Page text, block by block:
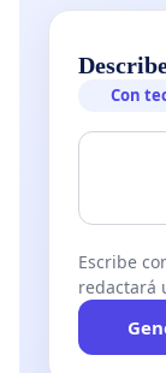
Con
Escribe
redactará